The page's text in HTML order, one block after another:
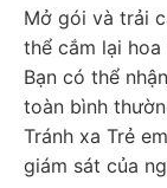
Mở gói và trải
thể cắm lại
Bạn có thể
toàn bình
Tránh xa Trẻ
giám sát của